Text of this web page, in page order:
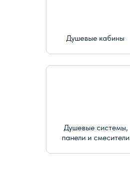
Душевые системы,
панели и смесители
Душевые кабины